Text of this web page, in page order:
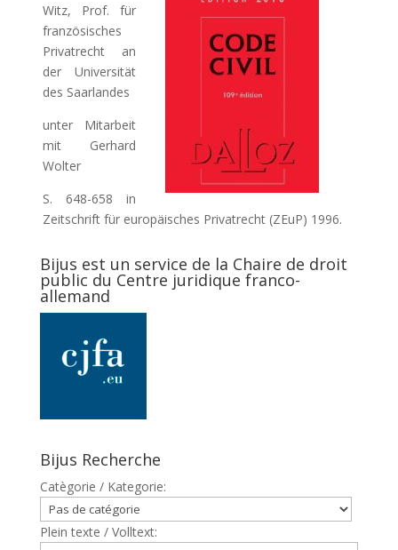
Witz, Prof. für
französisches
Privatrecht an
der Universität
des Saarlandes
unter Mitarbeit
mit Gerhard
Wolter
S. 648-658 in
Zeitschrift für europäisches Privatrecht (ZEuP) 1996.
Bijus est un service de la Chaire de droit
public du Centre juridique franco-
allemand
Bijus Recherche
Catègorie / Kategorie:
Plein texte / Volltext: